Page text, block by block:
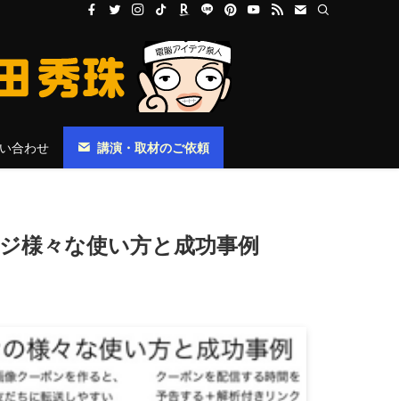
合わせ 講演・取材のご依頼
様々な使い方と成功事例